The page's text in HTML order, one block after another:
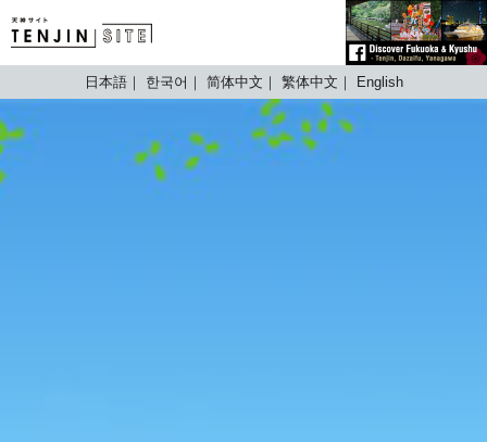
TENJIN SITE
日本語 한국어 简体中文 繁体中文 English